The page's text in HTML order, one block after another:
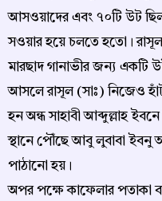
আসওয়াদের এবং ৭০টি উট
সওয়ার হয়ে চলতে হতো।
মারছাদ গানাভীর জন্য একটি
আসলে রাসূল (সাঃ) নিজেও
হন অন্ধ সাহাবী আব্দুল্লাহ
স্থানে পৌঁছে আবু লুবাবা ইবনু
পাঠানো হয়।
অপর পক্ষে কাফেলার পতাকা